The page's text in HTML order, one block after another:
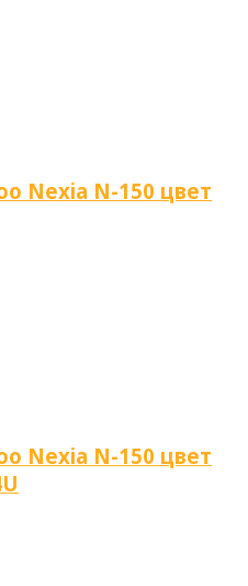
Nexia N-150 цвет
Nexia N-150 цвет